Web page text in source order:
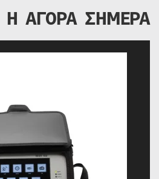
Η ΑΓΟΡΑ ΣΗΜΕΡΑ